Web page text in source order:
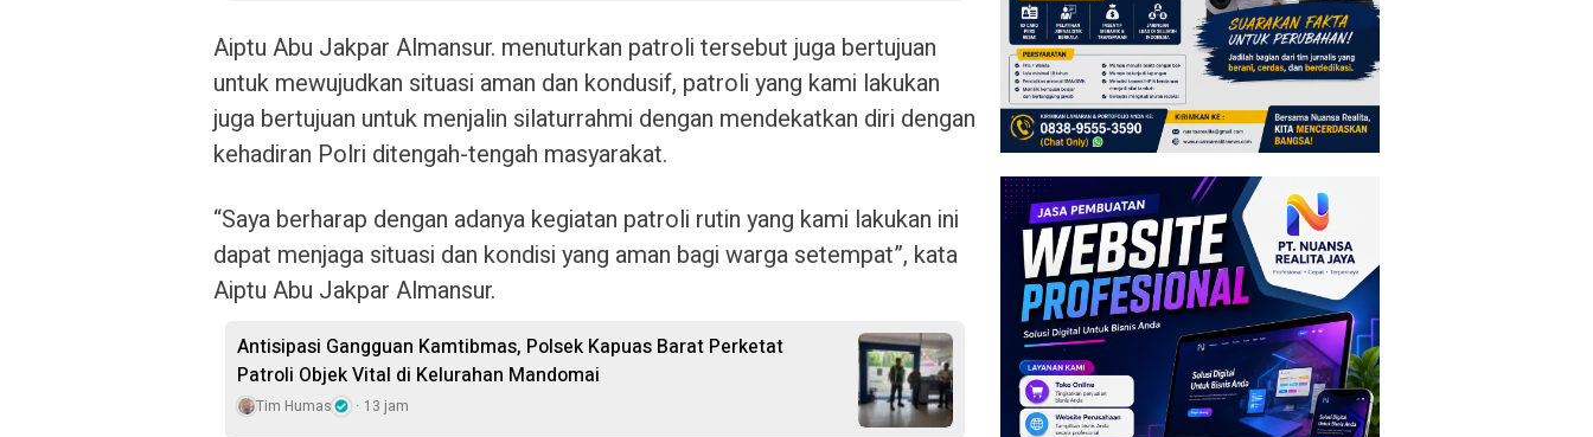
Aiptu Abu Jakpar Almansur. menuturkan patroli tersebut juga bertujuan
untuk mewujudkan situasi aman dan kondusif, patroli yang kami lakukan
juga bertujuan untuk menjalin silaturrahmi dengan mendekatkan diri dengan
kehadiran Polri ditengah-tengah masyarakat.
“Saya berharap dengan adanya kegiatan patroli rutin yang kami lakukan ini
dapat menjaga situasi dan kondisi yang aman bagi warga setempat”, kata
Aiptu Abu Jakpar Almansur.
Antisipasi Gangguan Kamtibmas, Polsek Kapuas Barat Perketat
Patroli Objek Vital di Kelurahan Mandomai
Tim Humas 13 jam